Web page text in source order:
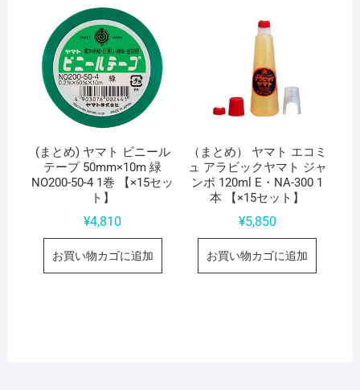
(まとめ) ヤマト ビニール
テープ 50mm×10m 緑
NO200-50-4 1巻 【×15セッ
ト】
¥4,810
お買い物カゴに追加
（まとめ） ヤマト エコミ
ュ アラビックヤマト ジャ
ンボ 120ml E・NA-300 1
本 【×15セット】
¥5,850
お買い物カゴに追加